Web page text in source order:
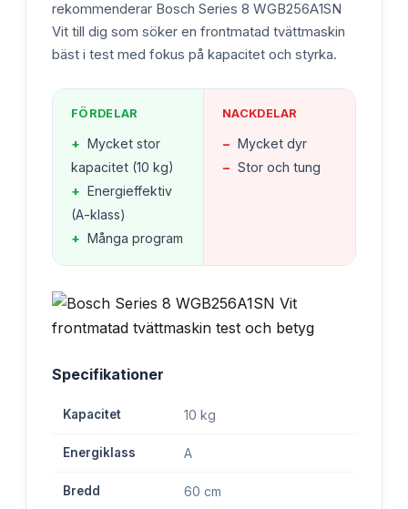
rekommenderar Bosch Series 8 WGB256A1SN
Vit till dig som söker en frontmatad tvättmaskin
bäst i test med fokus på kapacitet och styrka.
FÖRDELAR
+ Mycket stor
kapacitet (10 kg)
+ Energieffektiv
(A-klass)
+ Många program
NACKDELAR
− Mycket dyr
− Stor och tung
Specifikationer
Kapacitet 10 kg
Energiklass A
Bredd 60 cm